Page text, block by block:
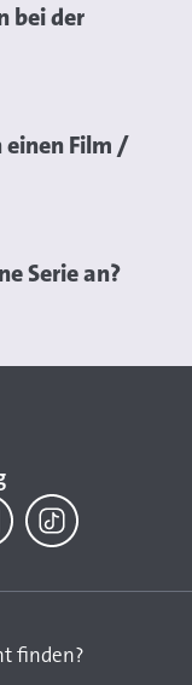
bei der
einen Film /
Serie an?
finden?